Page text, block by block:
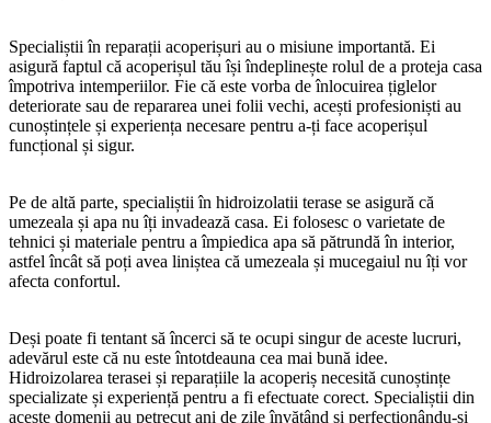
Specialiștii în reparații acoperișuri au o misiune importantă. Ei
asigură faptul că acoperișul tău își îndeplinește rolul de a proteja casa
împotriva intemperiilor. Fie că este vorba de înlocuirea țiglelor
deteriorate sau de repararea unei folii vechi, acești profesioniști au
cunoștințele și experiența necesare pentru a-ți face acoperișul
funcțional și sigur.
Pe de altă parte, specialiștii în hidroizolatii terase se asigură că
umezeala și apa nu îți invadează casa. Ei folosesc o varietate de
tehnici și materiale pentru a împiedica apa să pătrundă în interior,
astfel încât să poți avea liniștea că umezeala și mucegaiul nu îți vor
afecta confortul.
Deși poate fi tentant să încerci să te ocupi singur de aceste lucruri,
adevărul este că nu este întotdeauna cea mai bună idee.
Hidroizolarea terasei și reparațiile la acoperiș necesită cunoștințe
specializate și experiență pentru a fi efectuate corect. Specialiștii din
aceste domenii au petrecut ani de zile învățând și perfecționându-și